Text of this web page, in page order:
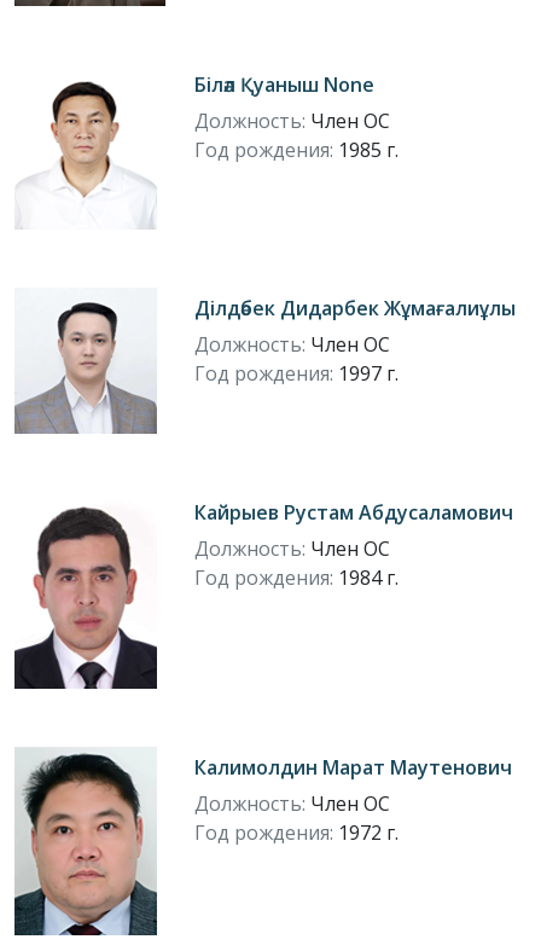
Біләл Қуаныш None
Должность: Член ОС
Год рождения: 1985 г.
Ділдәбек Дидарбек Жұмағалиұлы
Должность: Член ОС
Год рождения: 1997 г.
Кайрыев Рустам Абдусаламович
Должность: Член ОС
Год рождения: 1984 г.
Калимолдин Марат Маутенович
Должность: Член ОС
Год рождения: 1972 г.